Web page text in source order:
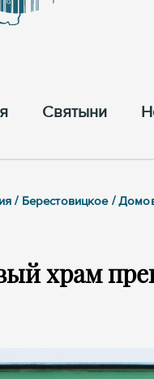
Cвятыни
/ Берестовицкое /
храм